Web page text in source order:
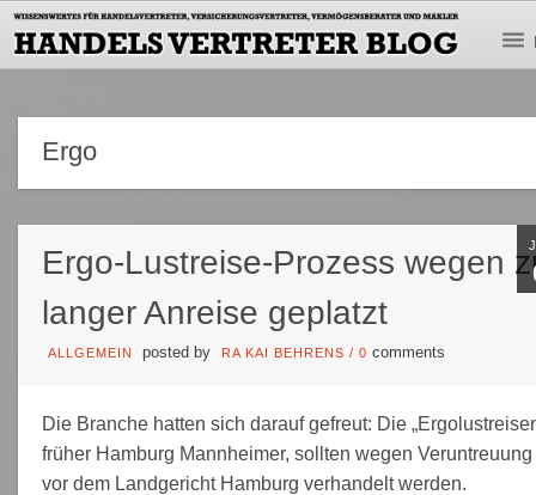
Ergo
Ergo-Lustreise-Prozess wegen
langer Anreise geplatzt
ALLGEMEIN posted by RA KAI BEHRENS / 0 comments
Die Branche hatten sich darauf gefreut: Die
früher Hamburg Mannheimer, sollten wegen Veruntreuung
vor dem Landgericht Hamburg verhandelt werden.